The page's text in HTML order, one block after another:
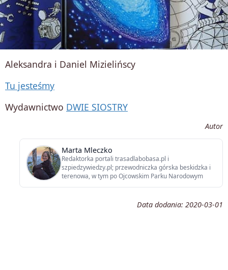
Aleksandra i Daniel Mizielińscy
Tu jesteśmy
Wydawnictwo DWIE SIOSTRY
Autor
Marta Mleczko
Redaktorka portali trasadlabobasa.pl i
szpiedzywiedzy.pl; przewodniczka górska beskidzka i
terenowa, w tym po Ojcowskim Parku Narodowym
Data dodania: 2020-03-01